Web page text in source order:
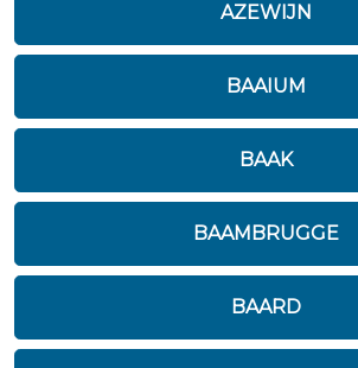
AZEWIJN
BAAIUM
BAAK
BAAMBRUGGE
BAARD